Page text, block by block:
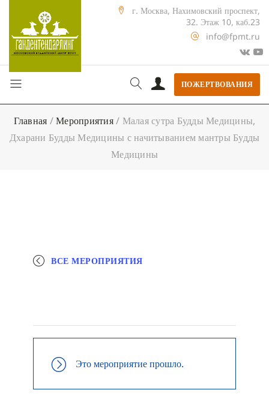
г. Москва, Нахимовский проспект,
32. Этаж 10, каб.23
info@fpmt.ru
ПОЖЕРТВОВАНИЯ
Главная /Мероприятия/ Малая сутра Будды Медицины,
Дхарани Будды Медицины с начитыванием мантры Будды
Медицины
ВСЕ МЕРОПРИЯТИЯ
Это мероприятие прошло.